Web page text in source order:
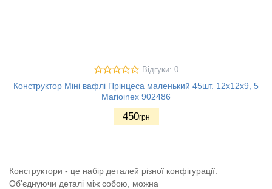
Відгуки: 0
Конструктор Міні вафлі Прінцеса маленький 45шт. 12х12х9, 5
Marioinex 902486
450грн
Конструктори - це набір деталей різної конфігурації.
Об'єднуючи деталі між собою, можна